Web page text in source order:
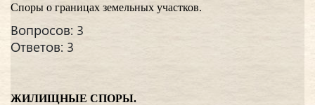
Споры о границах земельных участков.
Вопросов: 3
Ответов: 3
ЖИЛИЩНЫЕ СПОРЫ.